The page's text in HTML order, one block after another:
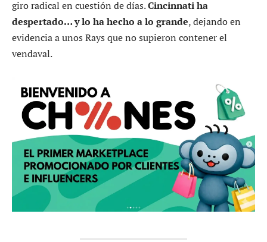
giro radical en cuestión de días.Cincinnati ha
despertado… y lo ha hecho a lo grande, dejando en
evidencia a unos Rays que no supieron contener el
vendaval.